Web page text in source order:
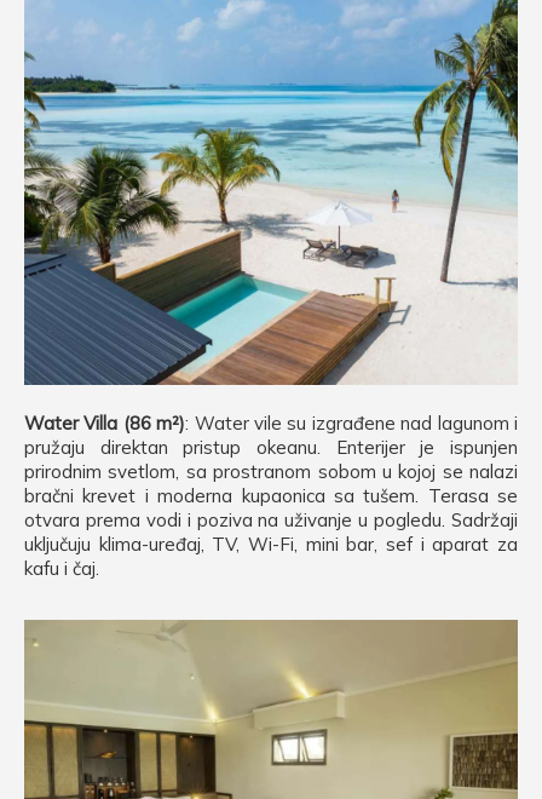
Water Villa (86 m²): Water vile su izgrađene nad lagunom i
pružaju direktan pristup okeanu. Enterijer je ispunjen
prirodnim svetlom, sa prostranom sobom u kojoj se nalazi
bračni krevet i moderna kupaonica sa tušem. Terasa se
otvara prema vodi i poziva na uživanje u pogledu. Sadržaji
uključuju klima-uređaj, TV, Wi-Fi, mini bar, sef i aparat za
kafu i čaj.